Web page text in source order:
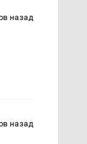
назад
назад